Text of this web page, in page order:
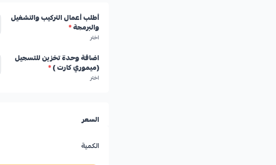
أطلب أعمال التركيب والتشغيل
والبرمجة*
اختر
اضافة وحدة تخزين للتسجيل
(ميموري كارت )*
اختر
السعر
الكمية